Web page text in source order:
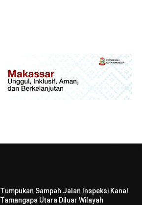
Tumpukan Sampah Jalan Inspeksi Kanal
Tamangapa Utara Diluar Wilayah